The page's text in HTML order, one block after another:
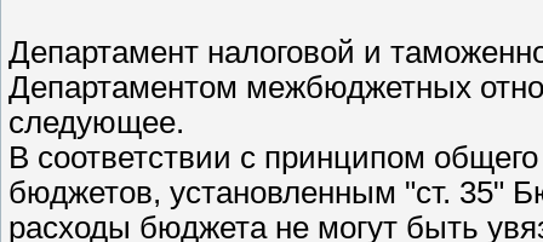
Департамент налоговой и
Департаментом межбюджетных
следующее.
В соответствии с принципом
бюджетов, установленным "ст. 35"
расходы бюджета не могут быть